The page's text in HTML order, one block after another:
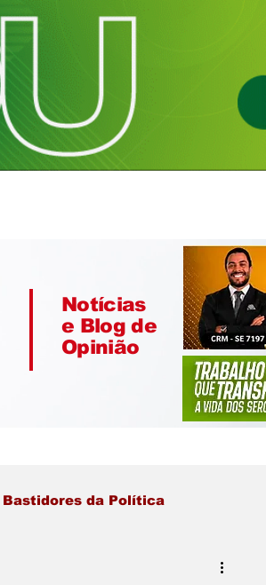
Notícias
e Blog de
Opinião
Bastidores da Política